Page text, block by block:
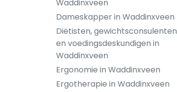
Waddinxveen
Dameskapper in Waddinxveen
Diëtisten, gewichtsconsulenten
en voedingsdeskundigen in
Waddinxveen
Ergonomie in Waddinxveen
Ergotherapie in Waddinxveen